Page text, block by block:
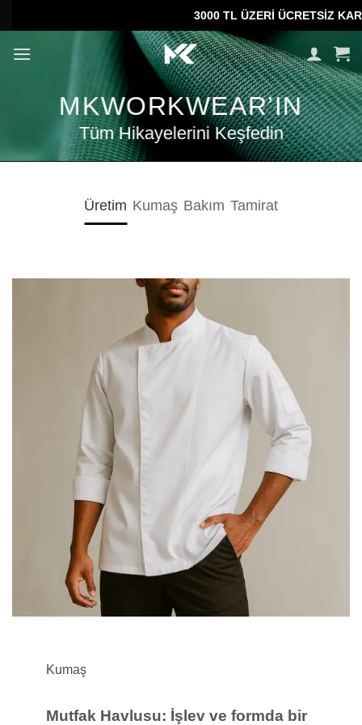
atla
3000 TL ÜZERİ ÜCRETSİZ KARGO •
MKWORKWEAR’IN
Tüm Hikayelerini Keşfedin
Üretim Kumaş Bakım Tamirat
Kumaş
Mutfak Havlusu: İşlev ve formda bir